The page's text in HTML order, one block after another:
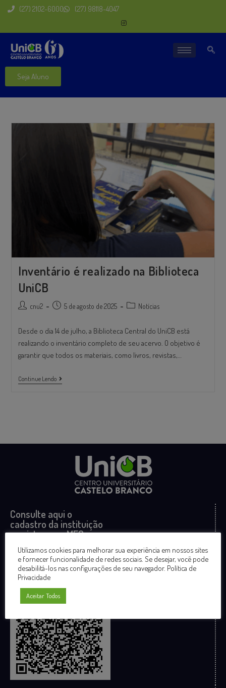
(27) 2102-6000 (27) 98118-4047
Seja Aluno
Inventário é realizado na Biblioteca
UniCB
cnu2 5 de agosto de 2025 Notícias
Desde o dia 14 de julho, a Biblioteca Central do UniCB está
realizando o inventário completo de seu acervo. O objetivo é
garantir que todos os materiais, como livros, revistas,…
Continue Lendo
Consulte aqui o
cadastro da instituição
no sistema e-MEC
Utilizamos cookies para melhorar sua experiência em nossos sites
e fornecer funcionalidade de redes sociais. Se desejar, você pode
desabilitá-los nas configurações de seu navegador. Política de
Privacidade
Aceitar Todos